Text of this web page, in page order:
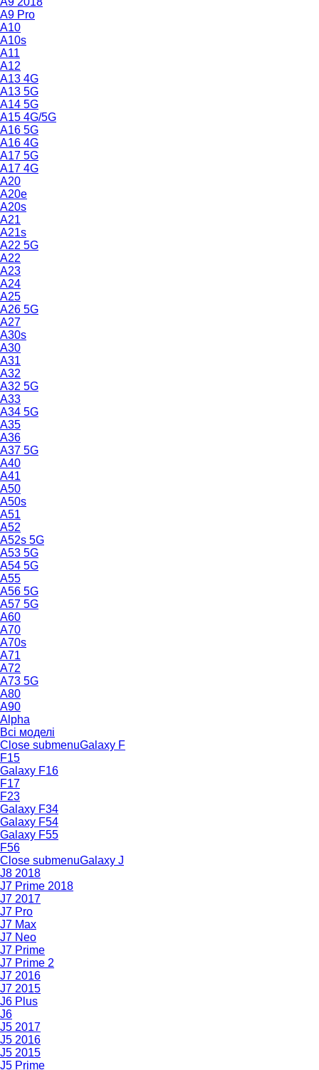
A9 Pro
A10
A10s
A11
A12
A13 4G
A13 5G
A14 5G
A15 4G/5G
A16 5G
A16 4G
A17 5G
A17 4G
A20
A20e
A20s
A21
A21s
A22 5G
A22
A23
A24
A25
A26 5G
A27
A30s
A30
A31
A32
A32 5G
A33
A34 5G
A35
A36
A37 5G
A40
A41
A50
A50s
A51
A52
A52s 5G
A53 5G
A54 5G
A55
A56 5G
A57 5G
A60
A70
A70s
A71
A72
A73 5G
A80
A90
Alpha
Всі моделі
Close submenuGalaxy F
F15
Galaxy F16
F17
F23
Galaxy F34
Galaxy F54
Galaxy F55
F56
Close submenuGalaxy J
J8 2018
J7 Prime 2018
J7 2017
J7 Pro
J7 Max
J7 Neo
J7 Prime
J7 Prime 2
J7 2016
J7 2015
J6 Plus
J6
J5 2017
J5 2016
J5 2015
J5 Prime